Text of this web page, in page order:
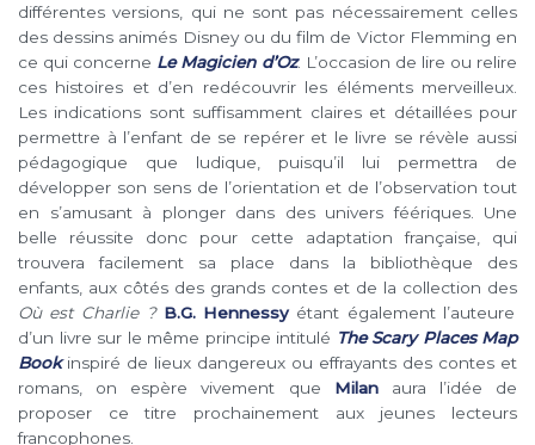
différentes versions, qui ne sont pas nécessairement celles
des dessins animés Disney ou du film de Victor Flemming en
ce qui concerne Le Magicien d’Oz. L’occasion de lire ou relire
ces histoires et d’en redécouvrir les éléments merveilleux.
Les indications sont suffisamment claires et détaillées pour
permettre à l’enfant de se repérer et le livre se révèle aussi
pédagogique que ludique, puisqu’il lui permettra de
développer son sens de l’orientation et de l’observation tout
en s’amusant à plonger dans des univers féériques. Une
belle réussite donc pour cette adaptation française, qui
trouvera facilement sa place dans la bibliothèque des
enfants, aux côtés des grands contes et de la collection des
Où est Charlie ? B.G. Hennessyétant également l’auteure
d’un livre sur le même principe intitulé The Scary Places Map
Bookinspiré de lieux dangereux ou effrayants des contes et
romans, on espère vivement que Milanaura l’idée de
proposer ce titre prochainement aux jeunes lecteurs
francophones.